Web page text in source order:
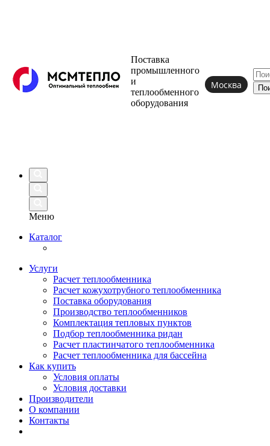
Поставка
промышленного
и
теплообменного
оборудования
Москва
Меню
Каталог
Услуги
Расчет теплообменника
Расчет кожухотрубного теплообменника
Поставка оборудования
Производство теплообменников
Комплектация тепловых пунктов
Подбор теплообменника ридан
Расчет пластинчатого теплообменника
Расчет теплообменника для бассейна
Как купить
Условия оплаты
Условия доставки
Производители
О компании
Контакты